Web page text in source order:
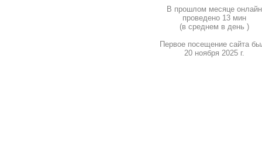
В прошлом месяце онлайн
проведено 13 мин
(в среднем в день )
Первое посещение сайта
20 ноября 2025 г.